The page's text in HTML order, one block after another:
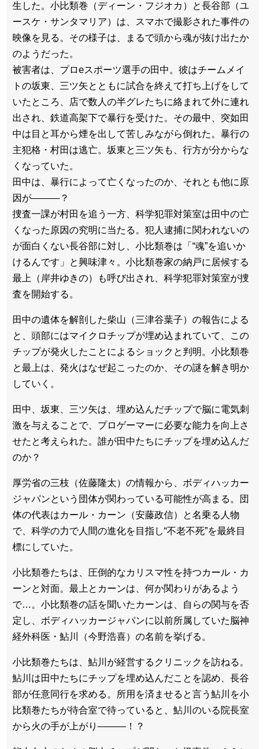
生した。小比類巻（ディーン・フジオカ）と長谷部（ユ
ースケ・サンタマリア）は、スマホで撮影された事件の
映像を見る。その様子は、まるで頭から魂が抜け出たか
のようだった。
被害者は、プロeスポーツ選手の田中。彼はチームメイ
トの坂東、三ツ矢とともに試合を終えて打ち上げをして
いたところ、店で数人の半グレたちに絡まれて外に連れ
出され、鉄道高架下で暴行を受けた。その最中、突如田
中は目と耳から煙を出して苦しみながら倒れた。暴行の
主犯格・村田は逃亡。坂東と三ツ矢も、行方が分からな
くなっていた。
田中は、暴行によって亡くなったのか、それとも他に原
因が———？
捜査一課が村田を追う一方、科学犯罪対策室は田中の亡
くなった原因の究明に当たる。犯人逮捕に関われないの
が面白くない長谷部に対し、小比類巻は「“魂”を追いか
けるんです」と興味津々。小比類巻家の納戸に居候する
最上（岸井ゆきの）も呼び出され、科学犯罪対策室が捜
査を開始する。
田中の遺体を解剖した柴山（三津谷葉子）の報告による
と、頭部にはマイクロチップが埋め込まれていて、この
チップが発火したことによるショックと判明。小比類巻
と最上は、発火はなぜ起こったのか、その謎を解き明か
していく。
田中、坂東、三ツ矢は、埋め込んだチップで脳に電気刺
激を与えることで、プロゲーマーに必要な能力を向上さ
せたと考えられた。誰が田中たちにチップを埋め込んだ
のか？
厚労省の三枝（佐藤隆太）の情報から、ボディハッカー
ジャパンという団体が関わっている可能性が高まる。団
体の代表はカール・カーン（安藤政信）と名乗る人物
で、科学の力で人間の進化を目指し“不老不死”を最終目
標にしていた。
小比類巻たちは、圧倒的なカリスマ性を持つカール・カ
ーンと対面。最上とカーンは、何か関わりがあるよう
で…。小比類巻の話を聞いたカーンは、自らの関与を否
定し、ボディハッカージャパンに以前所属していた脳神
経外科医・鮎川（今野浩喜）の名前を挙げる。
小比類巻たちは、鮎川が経営するクリニックを訪ねる。
鮎川は田中たちにチップを埋め込んだことを認め、長谷
部が任意同行を求める。所用を済ませると言う鮎川を小
比類巻たちが待合室で待っていると、鮎川のいる院長室
から火の手が上がり———！？